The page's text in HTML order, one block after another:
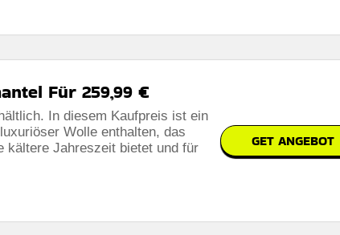
Für 259,99 €
In diesem Kaufpreis ist ein
Wolle enthalten, das
kältere Jahreszeit bietet und für
GET ANGEBOT